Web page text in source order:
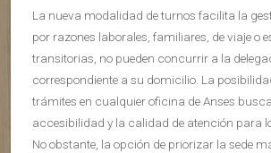
La nueva modalidad de turnos facilita la
por razones laborales, familiares, de viaje o
transitorias, no pueden concurrir a la
correspondiente a su domicilio. La
trámites en cualquier oficina de Anses
accesibilidad y la calidad de atención para
No obstante, la opción de priorizar la sede